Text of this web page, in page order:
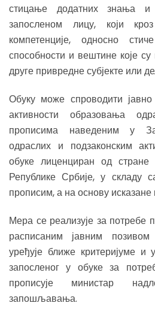
стицање додатних знања
запосленом лицу, који
компетенције, односно
способности и вештине које
друге привредне субјекте или
Обуку може спроводити јавно
активности образовања
прописима наведеним у
одраслих и подзаконским
обуке лиценциран од стране
Републике Србије, у складу
прописим, а на основу
Мера се реализује за потребе
расписаним јавним
уређује ближе критеријуме
запосленог у обуке за
прописује министар
запошљавања.